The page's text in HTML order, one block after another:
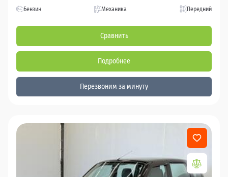
Бензин Механика Передний
Сравнить
Подробнее
Перезвоним за минуту